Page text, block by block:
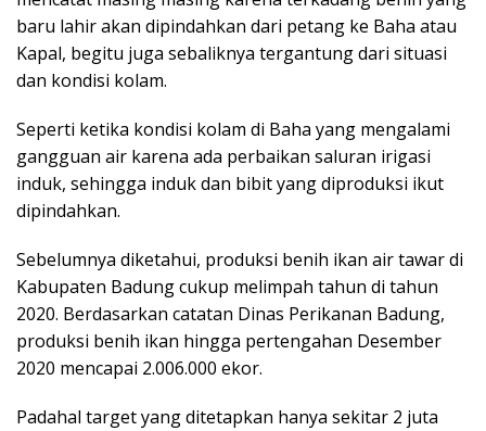
baru lahir akan dipindahkan dari petang ke Baha atau
Kapal, begitu juga sebaliknya tergantung dari situasi
dan kondisi kolam.
Seperti ketika kondisi kolam di Baha yang mengalami
gangguan air karena ada perbaikan saluran irigasi
induk, sehingga induk dan bibit yang diproduksi ikut
dipindahkan.
Sebelumnya diketahui, produksi benih ikan air tawar di
Kabupaten Badung cukup melimpah tahun di tahun
2020. Berdasarkan catatan Dinas Perikanan Badung,
produksi benih ikan hingga pertengahan Desember
2020 mencapai 2.006.000 ekor.
Padahal target yang ditetapkan hanya sekitar 2 juta